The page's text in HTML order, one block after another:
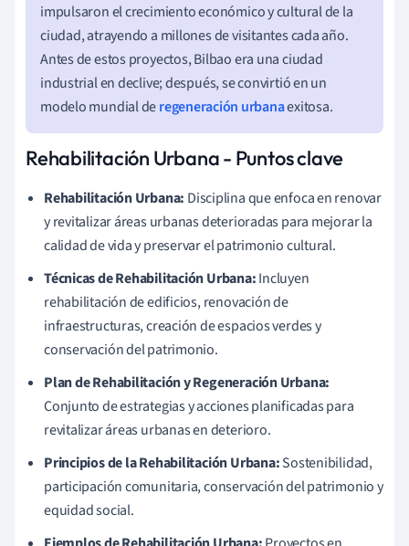
impulsaron el crecimiento económico y cultural de la
ciudad, atrayendo a millones de visitantes cada año.
Antes de estos proyectos, Bilbao era una ciudad
industrial en declive; después, se convirtió en un
modelo mundial deregeneración urbanaexitosa.
Rehabilitación Urbana - Puntos clave
Rehabilitación Urbana: Disciplina que enfoca en renovar
y revitalizar áreas urbanas deterioradas para mejorar la
calidad de vida y preservar el patrimonio cultural.
Técnicas de Rehabilitación Urbana:Incluyen
rehabilitación de edificios, renovación de
infraestructuras, creación de espacios verdes y
conservación del patrimonio.
Plan de Rehabilitación y Regeneración Urbana:
Conjunto de estrategias y acciones planificadas para
revitalizar áreas urbanas en deterioro.
Principios de la Rehabilitación Urbana:Sostenibilidad,
participación comunitaria, conservación del patrimonio y
equidad social.